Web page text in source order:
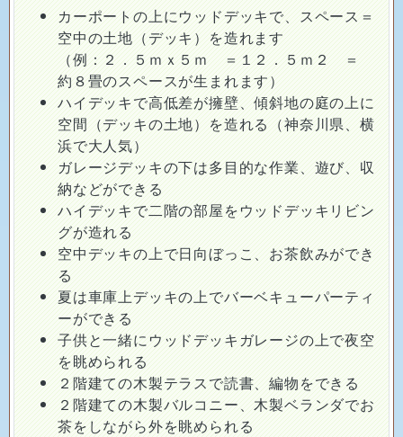
カーポートの上にウッドデッキで、スペース＝
空中の土地（デッキ）を造れます
（例：２．５ｍｘ５ｍ ＝１２．５ｍ２ ＝
約８畳のスペースが生まれます）
ハイデッキで高低差が擁壁、傾斜地の庭の上に
空間（デッキの土地）を造れる（神奈川県、横
浜で大人気）
ガレージデッキの下は多目的な作業、遊び、収
納などができる
ハイデッキで二階の部屋をウッドデッキリビン
グが造れる
空中デッキの上で日向ぼっこ、お茶飲みができ
る
夏は車庫上デッキの上でバーベキューパーティ
ーができる
子供と一緒にウッドデッキガレージの上で夜空
を眺められる
２階建ての木製テラスで読書、編物をできる
２階建ての木製バルコニー、木製ベランダでお
茶をしながら外を眺められる